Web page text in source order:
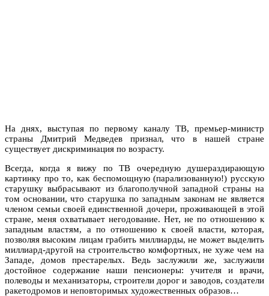
На днях, выступая по первому каналу ТВ, премьер-министр
страны Дмитрий Медведев признал, что в нашей стране
существует дискриминация по возрасту.
Всегда, когда я вижу по ТВ очередную душераздирающую
картинку про то, как беспомощную (парализованную!) русскую
старушку выбрасывают из благополучной западной страны на
том основании, что старушка по западным законам не является
членом семьи своей единственной дочери, проживающей в этой
стране, меня охватывает негодование. Нет, не по отношению к
западным властям, а по отношению к своей власти, которая,
позволяя высоким лицам грабить миллиарды, не может выделить
миллиард-другой на строительство комфортных, не хуже чем на
Западе, домов престарелых. Ведь заслужили же, заслужили
достойное содержание наши пенсионеры: учителя и врачи,
полеводы и механизаторы, строители дорог и заводов, создатели
ракетодромов и неповторимых художественных образов…